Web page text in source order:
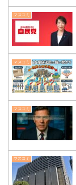
マスコミ
マスコミ
マスコミ
マスコミ